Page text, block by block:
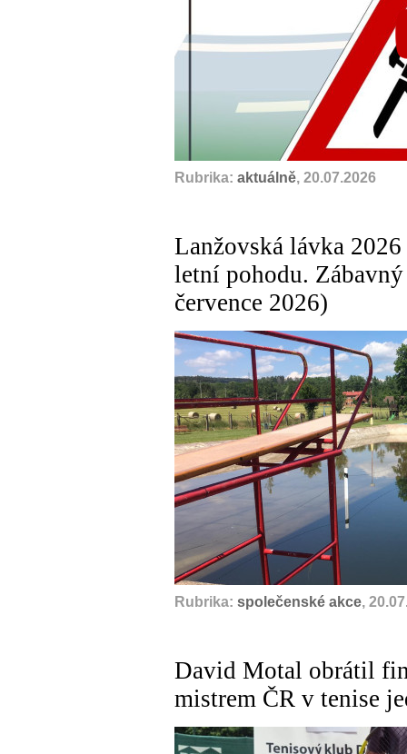
Rubrika: aktuálně, 20.07.2026
Lanžovská lávka
letní pohodu.
července 2026)
Rubrika: společenské akce,
David Motal obrátil
mistrem ČR v tenise